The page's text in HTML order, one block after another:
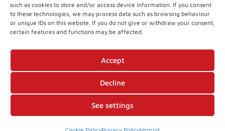
such as cookies to store and/or access device information. If you consent
to these technologies, we may process data such as browsing behaviour
or unique IDs on this website. If you do not give or withdraw your consent,
certain features and functions may be affected.
Accept
Decline
See settings